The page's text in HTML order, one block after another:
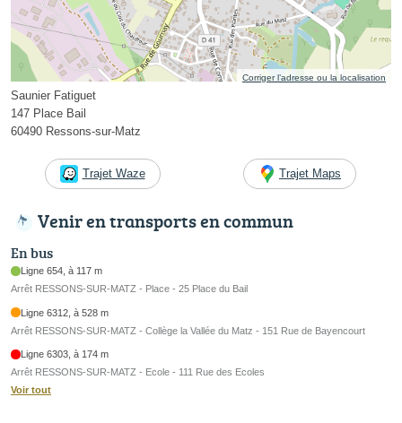
Corriger l’adresse ou la localisation
Saunier Fatiguet
147 Place Bail
60490 Ressons-sur-Matz
Trajet Waze Trajet Maps
Venir en transports en commun
En bus
Ligne 654, à 117 m
Arrêt RESSONS-SUR-MATZ - Place - 25 Place du Bail
Ligne 6312, à 528 m
Arrêt RESSONS-SUR-MATZ - Collège la Vallée du Matz - 151 Rue de Bayencourt
Ligne 6303, à 174 m
Arrêt RESSONS-SUR-MATZ - Ecole - 111 Rue des Ecoles
Voir tout